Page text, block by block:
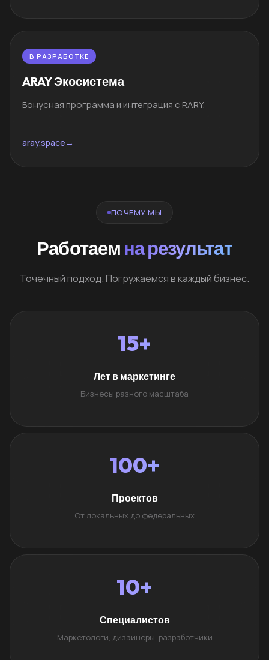
В РАЗРАБОТКЕ
ARAY Экосистема
Бонусная программа и интеграция с RARY.
aray.space→
ПОЧЕМУ МЫ
Работаем на результат
Точечный подход. Погружаемся в каждый бизнес.
15+
Лет в маркетинге
Бизнесы разного масштаба
100+
Проектов
От локальных до федеральных
10+
Специалистов
Маркетологи, дизайнеры, разработчики